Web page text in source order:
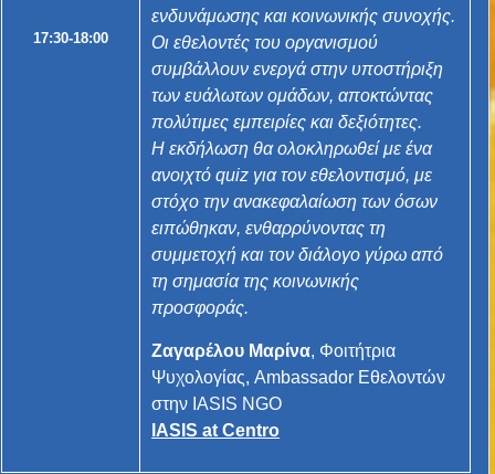
17:30-18:00
ενδυνάμωσης και κοινωνικής συνοχής.
Οι εθελοντές του οργανισμού
συμβάλλουν ενεργά στην υποστήριξη
των ευάλωτων ομάδων, αποκτώντας
πολύτιμες εμπειρίες και δεξιότητες.
Η εκδήλωση θα ολοκληρωθεί με ένα
ανοιχτό quiz για τον εθελοντισμό, με
στόχο την ανακεφαλαίωση των όσων
ειπώθηκαν, ενθαρρύνοντας τη
συμμετοχή και τον διάλογο γύρω από
τη σημασία της κοινωνικής
προσφοράς.
Ζαγαρέλου Μαρίνα, Φοιτήτρια
Ψυχολογίας, Ambassador Εθελοντών
στην IASIS NGO
IASIS at Centro